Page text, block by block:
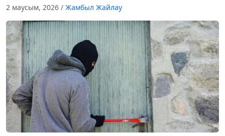
2 маусым, 2026 / Жамбыл Жайлау